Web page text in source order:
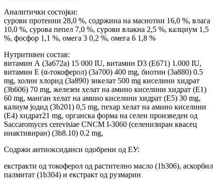
Аналитички состојки:
сурови протеини 28,0 %, содржина на маснотии 16,0 %, влага
10,0 %, сурова пепел 7,0 %, сурови влакна 2,5 %, калциум 1,5
%, фосфор 1,1 %, омега 3 0,2 %, омега 6 1,8 %
Нутритивен состав:
витамин А (3a672a) 15 000 IU, витамин D3 (E671) 1.000 IU,
витамин Е (α-токоферол) (3a700) 400 mg, биотин (3a880) 0.5
mg, холин хлорид (3a890) зикелат 500 mg киселини хидрат
(3b606) 70 mg, железен хелат на амино киселини хидрат (E1)
60 mg, манган хелат на амино киселини хидрат (E5) 30 mg,
калиум јодид (3b201) 0,5 mg, пехар хелат на амино киселини
(E4) хидрат21 mg, органска форма на селен произведен од
Saccaromyces cerevisiae CNCM I-3060 (селенизиран квасец
инактивиран) (3b8.10) 0.2 mg,
Содржи антиоксиданси одобрени од ЕУ:
екстракти од токоферол од растително масло (1b306), аскорбил
палмитат (1b304) и екстракт од рузмарин